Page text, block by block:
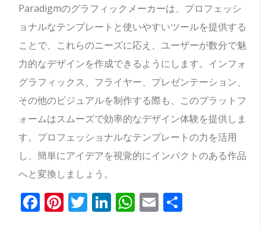
Paradigmのグラフィックメーカーは、プロフェッシ
ョナルなテンプレートと使いやすいツールを提供する
ことで、これらのニーズに応え、ユーザーが数分で魅
力的なデザインを作成できるようにします。インフォ
グラフィックス、フライヤー、プレゼンテーション、
その他のビジュアルを制作する際も、このプラットフ
ォームはスムーズで効率的なデザイン体験を提供しま
す。プロフェッショナルなテンプレートの力を活用
し、簡単にアイデアを視覚的にインパクトのある作品
へと変換しましょう。
Facebook
Pinterest
Twitter
LinkedIn
WhatsApp
Email